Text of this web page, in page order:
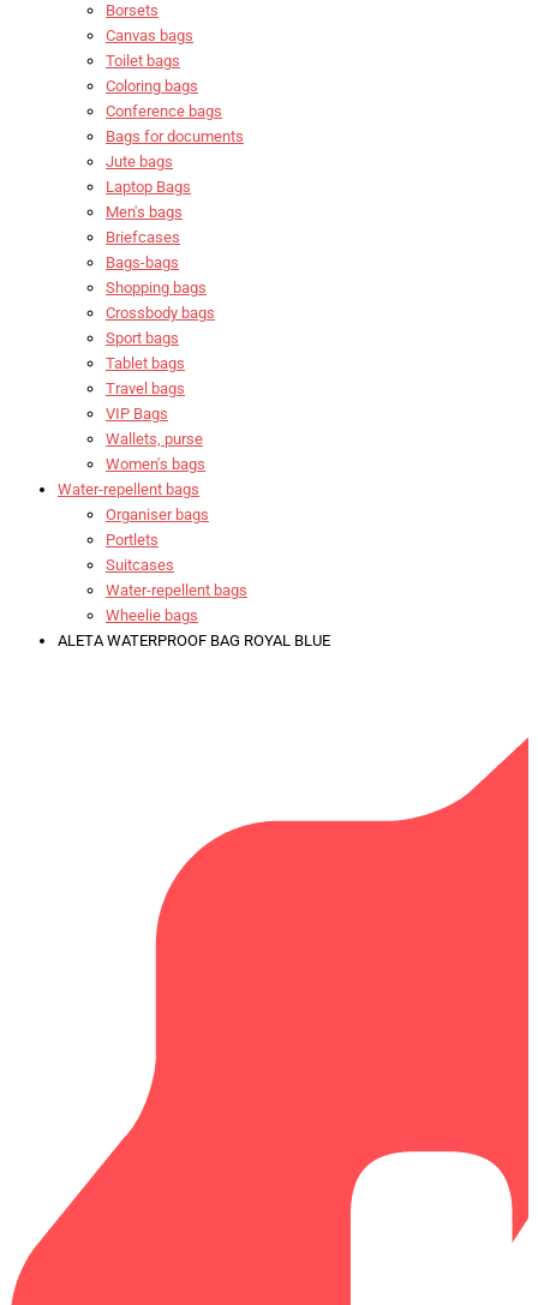
Borsets
Canvas bags
Toilet bags
Coloring bags
Conference bags
Bags for documents
Jute bags
Laptop Bags
Men's bags
Briefcases
Bags-bags
Shopping bags
Crossbody bags
Sport bags
Tablet bags
Travel bags
VIP Bags
Wallets, purse
Women's bags
Water-repellent bags
Organiser bags
Portlets
Suitcases
Water-repellent bags
Wheelie bags
ALETA WATERPROOF BAG ROYAL BLUE